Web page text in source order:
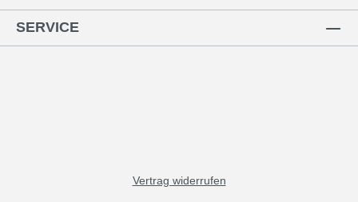
SERVICE
Vertrag widerrufen